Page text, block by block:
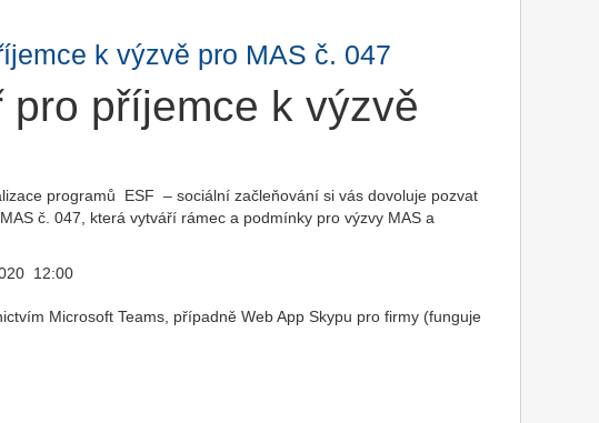
k výzvě pro MAS č. 047
pro příjemce k výzvě
programů ESF – sociální začleňování si vás dovoluje pozvat
č. 047, která vytváří rámec a podmínky pro výzvy MAS a
12:00
Microsoft Teams, případně Web App Skypu pro firmy (funguje